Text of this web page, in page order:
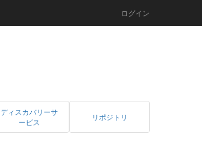
ログイン
ディスカバリーサ
ービス
リポジトリ